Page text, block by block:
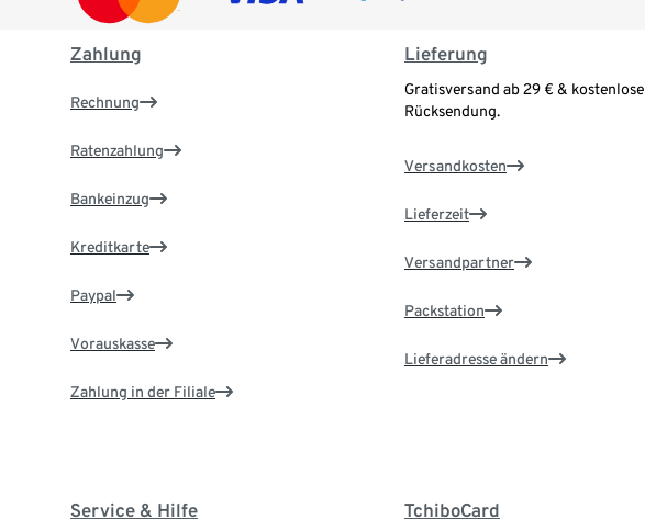
Zahlung
Rechnung
Ratenzahlung
Bankeinzug
Kreditkarte
Paypal
Vorauskasse
Zahlung in der Filiale
Lieferung
Gratisversand ab 29 € & kostenlose
Rücksendung.
Versandkosten
Lieferzeit
Versandpartner
Packstation
Lieferadresse ändern
Service & Hilfe TchiboCard